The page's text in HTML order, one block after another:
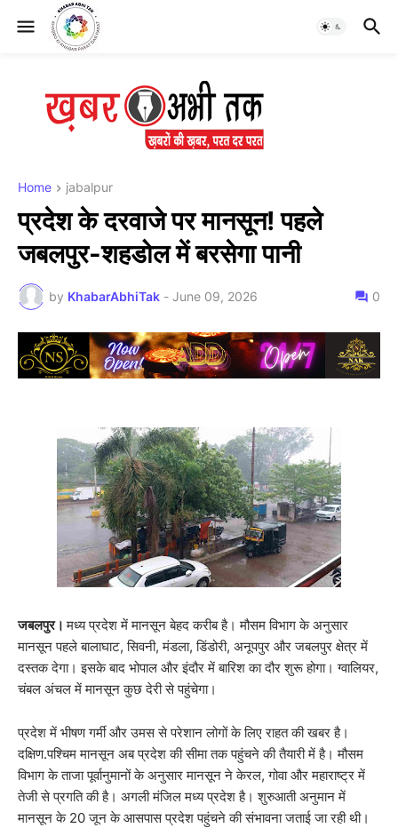
Home jabalpur
प्रदेश के दरवाजे पर मानसून! पहले
जबलपुर-शहडोल में बरसेगा पानी
by KhabarAbhiTak - June 09, 2026 0
जबलपुर।मध्य प्रदेश में मानसून बेहद करीब है। मौसम विभाग के अनुसार
मानसून पहले बालाघाट, सिवनी, मंडला, डिंडोरी, अनूपपुर और जबलपुर क्षेत्र में
दस्तक देगा। इसके बाद भोपाल और इंदौर में बारिश का दौर शुरू होगा। ग्वालियर,
चंबल अंचल में मानसून कुछ देरी से पहुंचेगा।
प्रदेश में भीषण गर्मी और उमस से परेशान लोगों के लिए राहत की खबर है।
दक्षिण.पश्चिम मानसून अब प्रदेश की सीमा तक पहुंचने की तैयारी में है। मौसम
विभाग के ताजा पूर्वानुमानों के अनुसार मानसून ने केरल, गोवा और महाराष्ट्र में
तेजी से प्रगति की है। अगली मंजिल मध्य प्रदेश है। शुरुआती अनुमान में
मानसून के 20 जून के आसपास प्रदेश पहुंचने की संभावना जताई जा रही थी।